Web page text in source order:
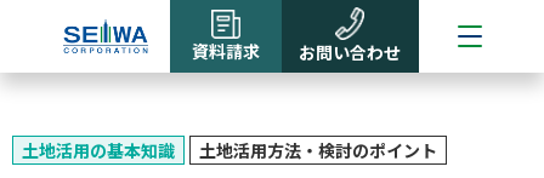
資料請求 お問い合わせ
土地活用の基本知識 土地活用方法・検討のポイント